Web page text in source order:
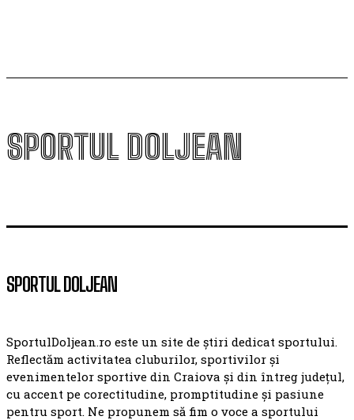
SPORTUL DOLJEAN
SPORTUL DOLJEAN
SportulDoljean.ro este un site de știri dedicat sportului.
Reflectăm activitatea cluburilor, sportivilor și
evenimentelor sportive din Craiova și din întreg județul,
cu accent pe corectitudine, promptitudine și pasiune
pentru sport. Ne propunem să fim o voce a sportului